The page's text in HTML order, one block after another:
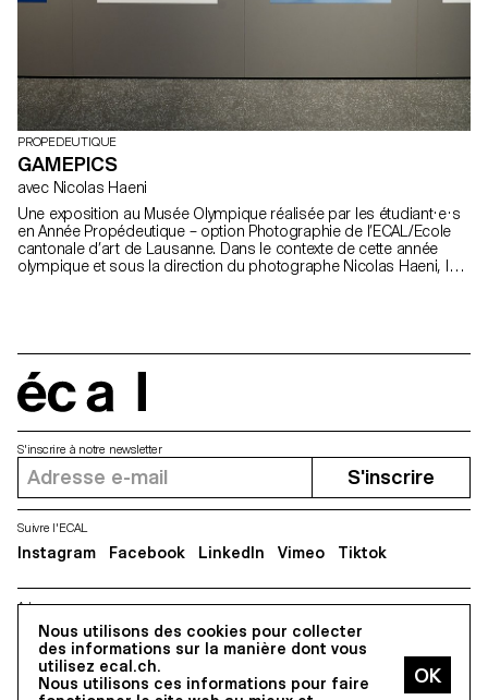
PROPEDEUTIQUE
GAMEPICS
avec Nicolas Haeni
Une exposition au Musée Olympique réalisée par les étudiant·e·s
en Année Propédeutique – option Photographie de l’ECAL/Ecole
cantonale d’art de Lausanne. Dans le contexte de cette année
olympique et sous la direction du photographe Nicolas Haeni, les
performance pour contempler la beauté du détail dissimulée
dans chaque sport. Photos © ECAL/Marvin Merkel
Nous utilisons des cookies pour collecter
des informations sur la manière dont vous
utilisez ecal.ch.
Nous utilisons ces informations pour faire
Adresse
5, avenue du Temple, CH-1020 Renens
S'inscrire à notre newsletter
S'inscrire
Suivre l'ECAL
Instagram Facebook LinkedIn Vimeo Tiktok
Tous droits réservés @2026